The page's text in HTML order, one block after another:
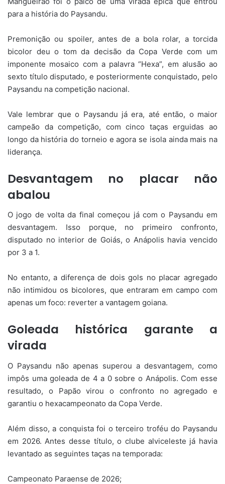
para a história do Paysandu.
Premonição ou spoiler, antes de a bola rolar, a torcida
bicolor deu o tom da decisão da Copa Verde com um
imponente mosaico com a palavra “Hexa”, em alusão ao
sexto título disputado, e posteriormente conquistado, pelo
Paysandu na competição nacional.
Vale lembrar que o Paysandu já era, até então, o maior
campeão da competição, com cinco taças erguidas ao
longo da história do torneio e agora se isola ainda mais na
liderança.
Desvantagem no placar não
abalou
O jogo de volta da final começou já com o Paysandu em
desvantagem. Isso porque, no primeiro confronto,
disputado no interior de Goiás, o Anápolis havia vencido
por 3 a 1.
No entanto, a diferença de dois gols no placar agregado
não intimidou os bicolores, que entraram em campo com
apenas um foco: reverter a vantagem goiana.
Goleada histórica garante a
virada
O Paysandu não apenas superou a desvantagem, como
impôs uma goleada de 4 a 0 sobre o Anápolis. Com esse
resultado, o Papão virou o confronto no agregado e
garantiu o hexacampeonato da Copa Verde.
Além disso, a conquista foi o terceiro troféu do Paysandu
em 2026. Antes desse título, o clube alviceleste já havia
levantado as seguintes taças na temporada:
Campeonato Paraense de 2026;